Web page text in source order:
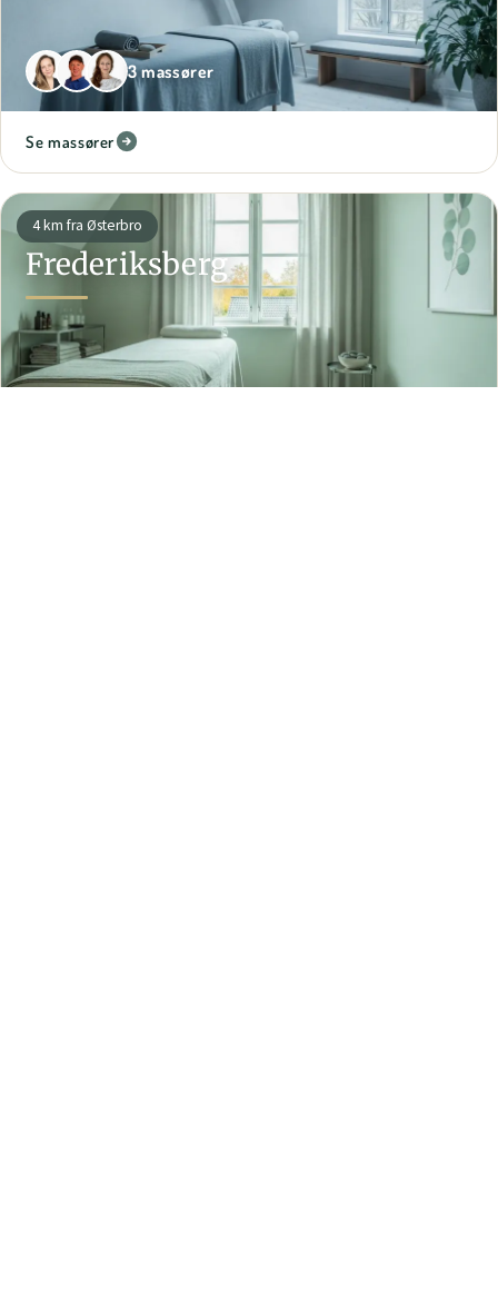
3 massører
Se massører
4 km fra Østerbro
Frederiksberg